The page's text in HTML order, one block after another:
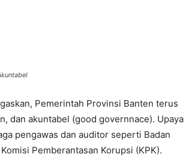
Pemerintah Provinsi Banten terus
dan akuntabel (good governnace). Upaya
pengawas dan auditor seperti Badan
Pemberantasan Korupsi (KPK).